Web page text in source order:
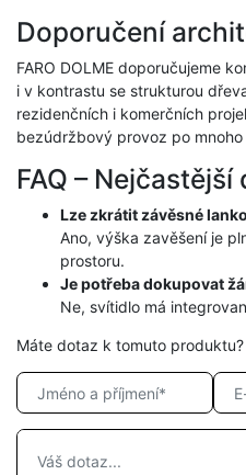
Doporučení
FARO DOLME doporučujeme
i v kontrastu se strukturou
rezidenčních i komerčních
bezúdržbový provoz po mnoho
FAQ –
Lze zkrátit závěsné
Ano, výška zavěšení je
prostoru.
Je potřeba dokupovat
Ne, svítidlo má
Máte dotaz k tomuto